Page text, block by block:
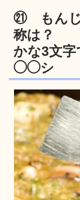
㉑ もんじ
称は？
かな3文字
◯◯シ